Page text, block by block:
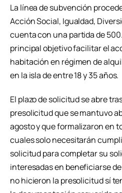
La línea de subvención
Acción Social, Igualdad,
cuenta con una partida de
principal objetivo facilitar el
habitación en régimen de
en la isla de entre 18 y 35 años.
El plazo de solicitud se abre
presolicitud que se mantuvo
agosto y que formalizaron en
cuales solo necesitarán
solicitud para completar su
interesadas en beneficiarse
no hicieron la presolicitud sí